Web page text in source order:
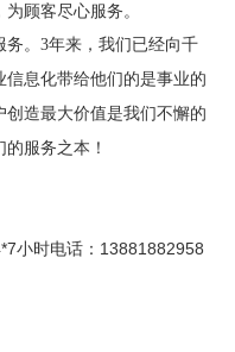
顾客尽心服务。
。3年来，我们已经向千
息化带给他们的是事业的
造最大价值是我们不懈的
服务之本！
小时电话：13881882958